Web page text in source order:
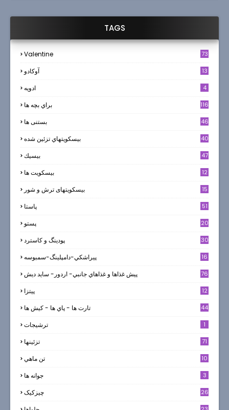
TAGS
Valentine 73
آوکادو 13
ادويه 4
براي بچه ها 116
بستنی ها 46
بيسكويتهاي تزئين شده 40
بيسيك 47
بیسکویت ها
12
بیسکویتهای ترش و شور 15
پاستا 51
پستو 20
پودینگ و کاسترد 30
پيراشكي-دامپلينگ-سمبوسه 16
پيش غذاها و غذاهاي جانبي- اردور- سايد ديش 76
پیتزا 12
تارت ها - پاي ها - كيش ها 44
ترشيجات 1
تزئینها 71
تن ماهي 10
جوانه ها 3
چیزکیک 26